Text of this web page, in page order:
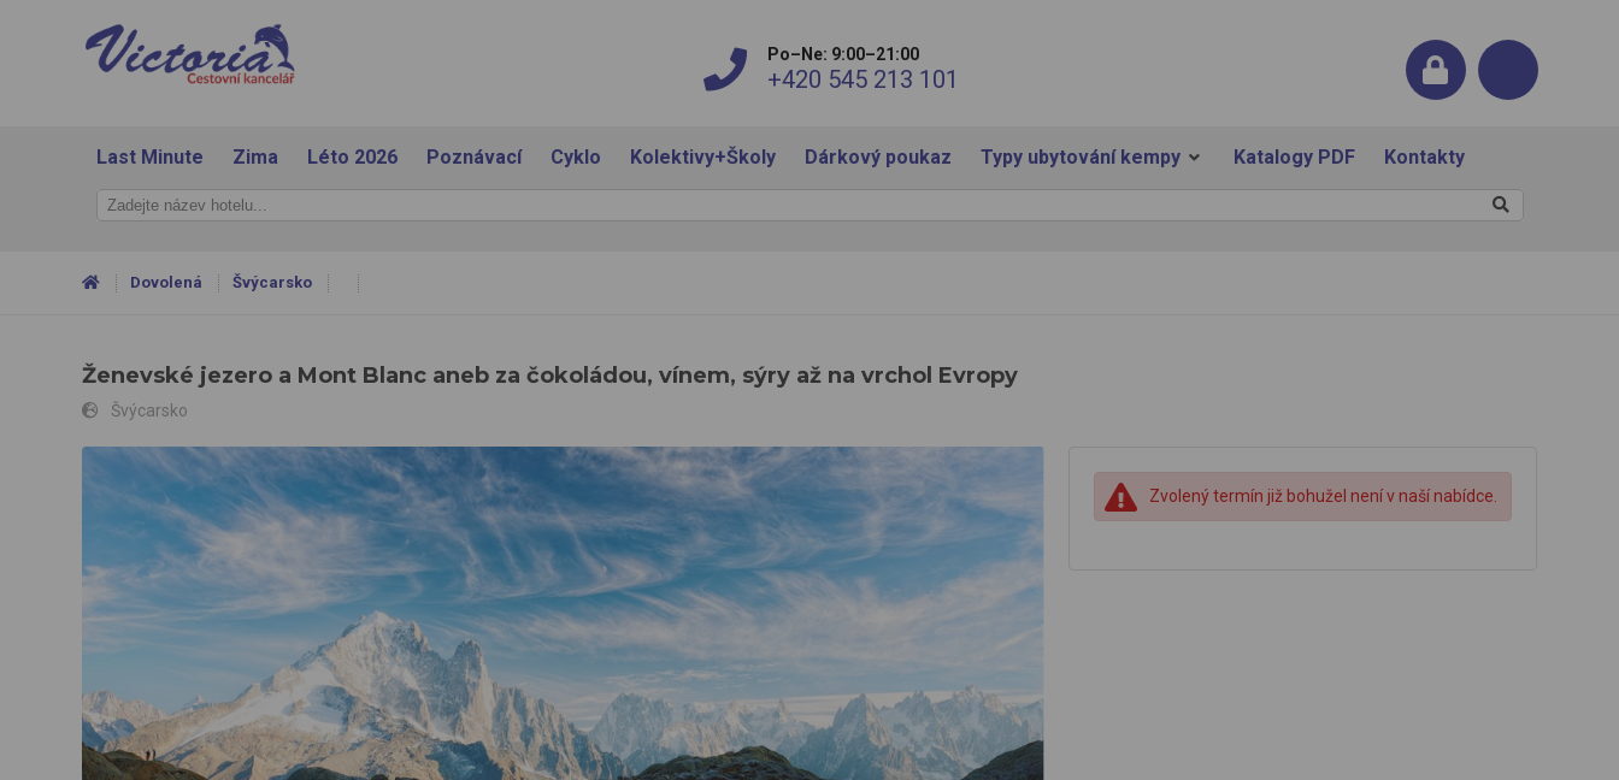
Po–Ne: 9:00–21:00
+420 545 213 101
Last Minute Zima Léto 2026 Poznávací Cyklo Kolektivy+Školy Dárkový poukaz Typy ubytování kempy Katalogy PDF Kontakty
Dovolená Švýcarsko
Ženevské jezero a Mont Blanc aneb za čokoládou, vínem, sýry až na vrchol Evropy
Švýcarsko
Ženevské jezero a Mont Blanc aneb za čokoládou, vínem, sýry až na vrchol Evropy
Zvolený termín již bohužel není v naší nabídce.